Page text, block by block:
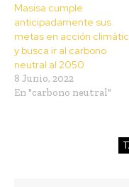
Masisa cumple
anticipadamente sus
metas en acción
y busca ir al carbono
neutral al 2050
8 Junio, 2022
En "carbono neutral"